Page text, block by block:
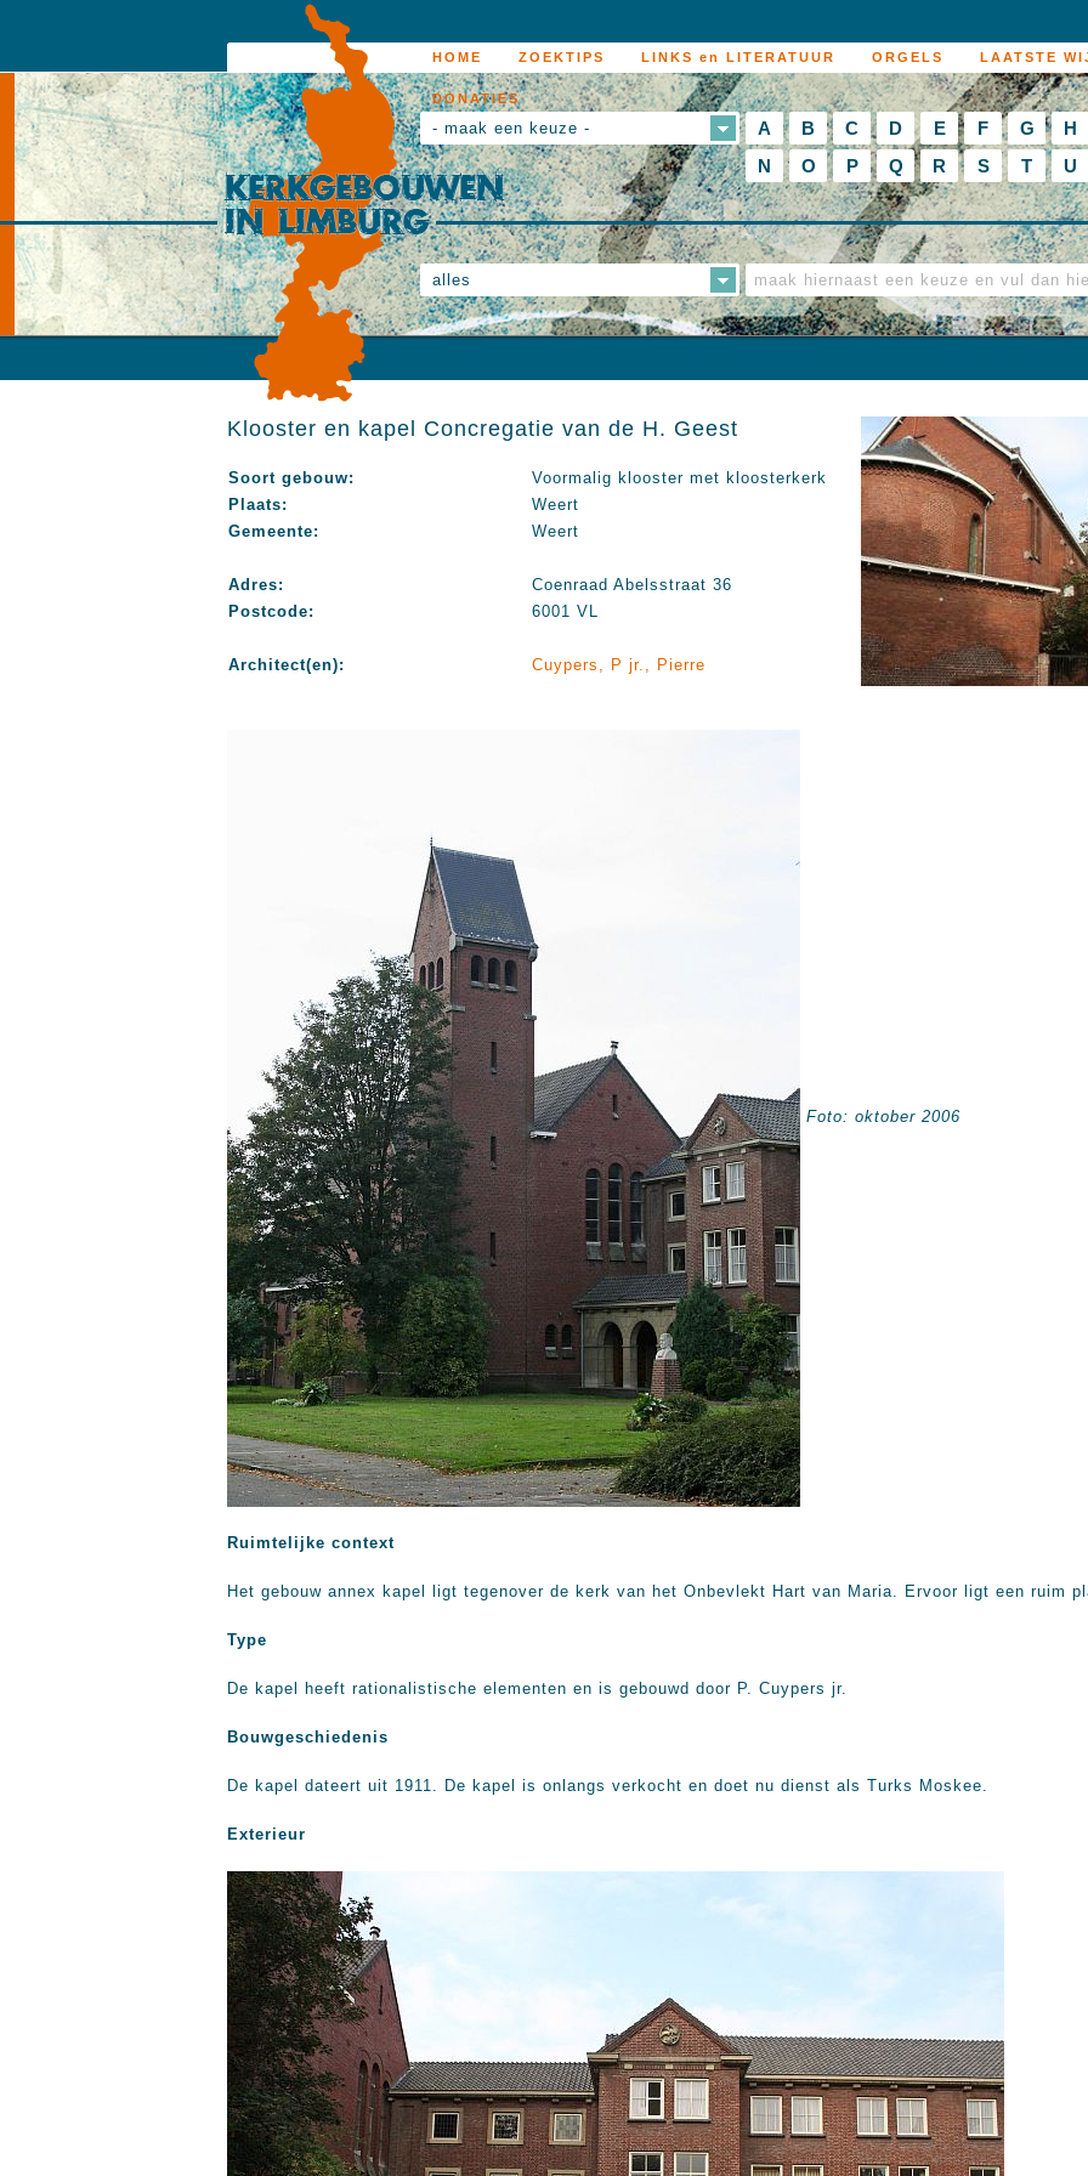
HOME ZOEKTIPS LINKS en LITERATUUR ORGELS LAATSTE
DONATIES
- maak een keuze - A B C D E F G H
N
O P Q R S T U
alles
Klooster en kapel Concregatie van de H. Geest
Soort gebouw:
Voormalig klooster met kloosterkerk
Plaats:
Weert
Gemeente:
Weert
Adres:
Coenraad Abelsstraat 36
Postcode:
6001 VL
Architect(en): Cuypers, P jr., Pierre
Foto: oktober 2006
Ruimtelijke context
Het gebouw annex kapel ligt tegenover de kerk van het Onbevlekt Hart van Maria. Ervoor ligt een ruim
Type
De kapel heeft rationalistische elementen en is gebouwd door P. Cuypers jr.
Bouwgeschiedenis
De kapel dateert uit 1911. De kapel is onlangs verkocht en doet nu dienst als Turks Moskee.
Exterieur